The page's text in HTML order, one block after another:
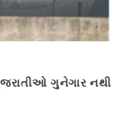
ગુજરાતીઓ ગુનેગાર નથી